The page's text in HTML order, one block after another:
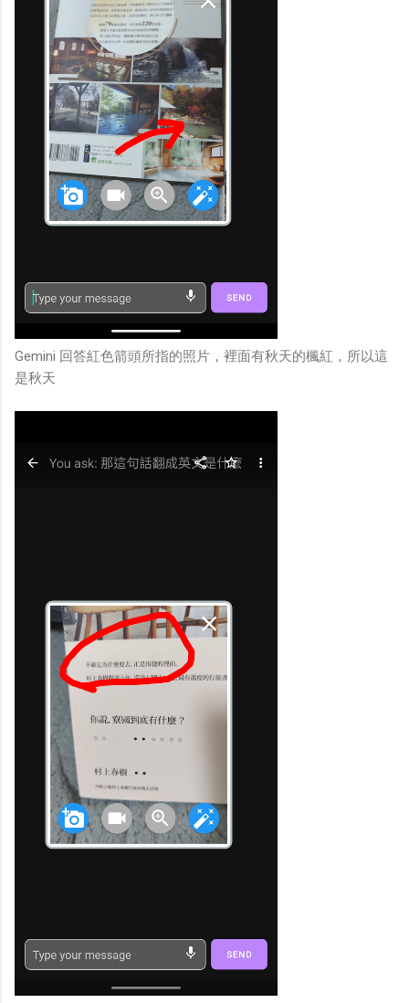
Gemini 回答紅色箭頭所指的照片，裡面有秋天的楓紅，所以這
是秋天